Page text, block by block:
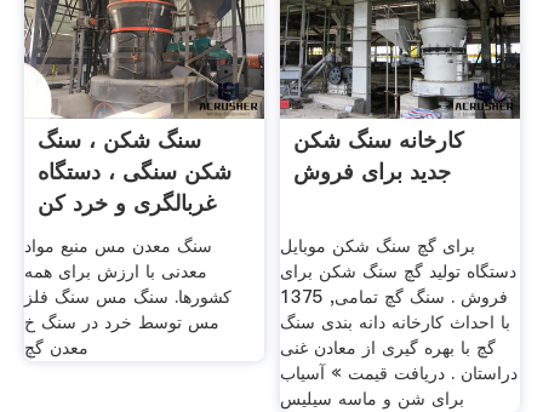
سنگ شکن ، سنگ
شکن سنگی ، دستگاه
غربالگری و خرد کن
سنگ معدن مس منبع مواد
معدنی با ارزش برای همه
کشورها. سنگ مس سنگ فلز
مس توسط خرد در سنگ خ
معدن گچ
کارخانه سنگ شکن
جدید برای فروش
برای گچ سنگ شکن موبایل
دستگاه تولید گچ سنگ شکن برای
فروش . سنگ گچ تمامی, 1375
با احداث کارخانه دانه بندی سنگ
گچ با بهره گیری از معادن غنی
دراستان . دریافت قیمت » آسیاب
برای شن و ماسه سیلیس